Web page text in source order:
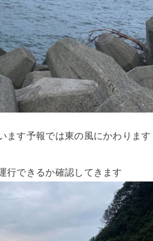
す予報では東の風にかわります
行できるか確認してきます